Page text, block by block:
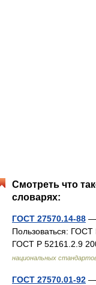
Смотреть что
словарях:
ГОСТ 27570.14-88 —
Пользоваться:
ГОСТ Р 52161.2.9
национальных
ГОСТ 27570.01-92 —